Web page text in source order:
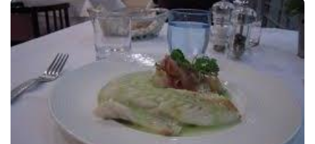
Traitements